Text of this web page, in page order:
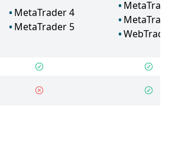
MetaTrader 4
MetaTrader 5